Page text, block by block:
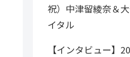
祝）中津留綾奈＆
イタル
【インタビュー】